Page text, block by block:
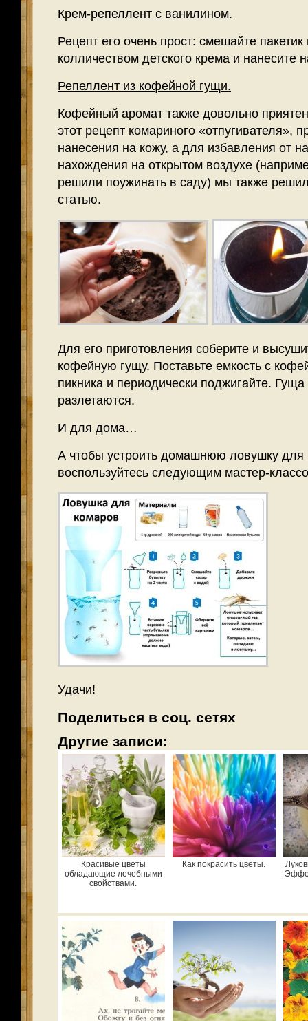
Крем-репеллент с ванилином.
Рецепт его очень прост: смешайте
колличеством детского крема и нанесите
Репеллент из кофейной гущи.
Кофейный аромат также довольно
этот рецепт комариного «отпугивателя»,
нанесения на кожу, а для избавления от
нахождения на открытом воздухе
решили поужинать в саду) мы также
статью.
Для его приготовления соберите и
кофейную гущу. Поставьте емкость с
пикника и периодически поджигайте.
разлетаются.
И для дома…
А чтобы устроить домашнюю ловушку для
воспользуйтесь следующим мастер-
Удачи!
Поделиться в соц. сетях
Другие записи:
Красивые цветы
обладающие лечебными
свойствами.
Как покрасить цветы.